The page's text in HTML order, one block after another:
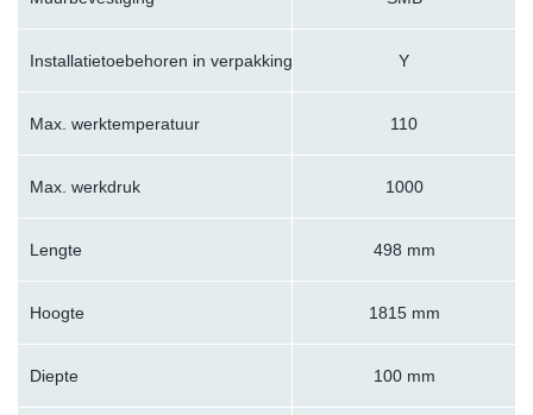
Installatietoebehoren in verpakking Y
Max. werktemperatuur 110
Max. werkdruk 1000
Lengte 498 mm
Hoogte 1815 mm
Diepte 100 mm